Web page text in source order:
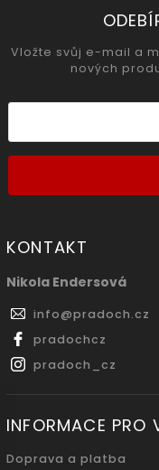
Vložte svůj e-mail a
nových
KONTAKT
Nikola Endersová
info@pradoch.cz
pradochcz
pradoch_cz
INFORMACE PRO
Doprava a platba